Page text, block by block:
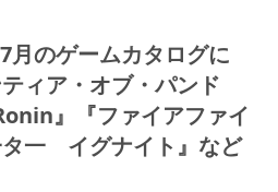
のゲームカタログに
ィア・オブ・パンド
』『ファイアファイ
タ一 イグナイト』など